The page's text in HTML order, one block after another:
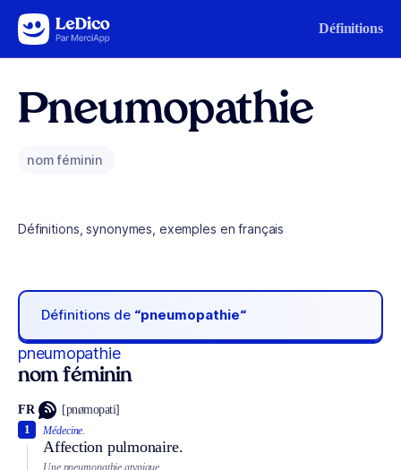
Aller au contenu Définitions
Pneumopathie
nom féminin
Définitions, synonymes, exemples en français
Définitions de “pneumopathie“
pneumopathie
nom féminin
FR [pnømopati]
Médecine.
Affection pulmonaire.
1
Une pneumopathie atypique.